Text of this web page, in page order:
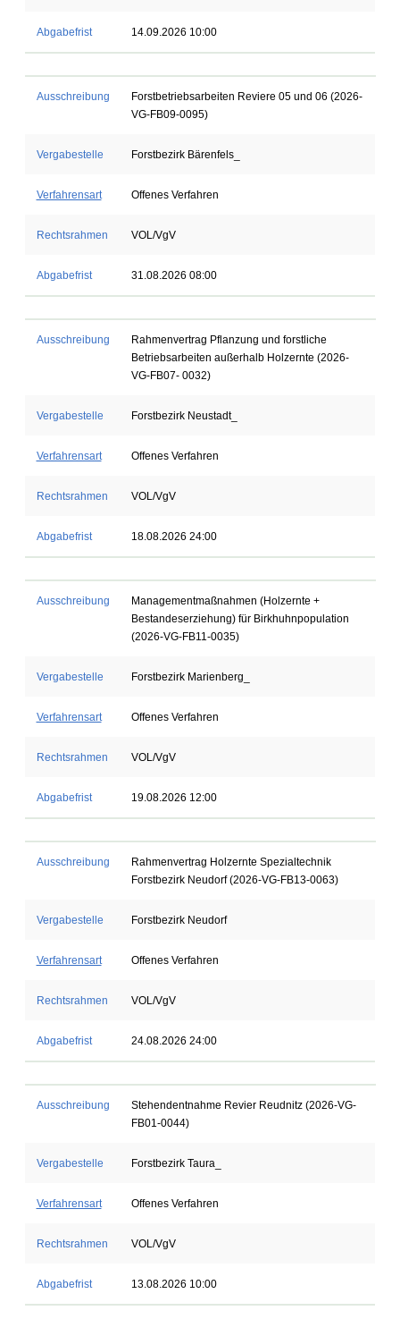
Abgabefrist 14.09.2026 10:00
Ausschreibung
Forstbetriebsarbeiten Reviere 05 und 06 (2026-
VG-FB09-0095)
Vergabestelle Forstbezirk Bärenfels_
Verfahrensart Offenes Verfahren
Rechtsrahmen VOL/VgV
Abgabefrist 31.08.2026 08:00
Ausschreibung
Rahmenvertrag Pflanzung und forstliche
Betriebsarbeiten außerhalb Holzernte (2026-
VG-FB07- 0032)
Vergabestelle Forstbezirk Neustadt_
Verfahrensart Offenes Verfahren
Rechtsrahmen VOL/VgV
Abgabefrist 18.08.2026 24:00
Ausschreibung
Managementmaßnahmen (Holzernte +
Bestandeserziehung) für Birkhuhnpopulation
(2026-VG-FB11-0035)
Vergabestelle Forstbezirk Marienberg_
Verfahrensart Offenes Verfahren
Rechtsrahmen VOL/VgV
Abgabefrist 19.08.2026 12:00
Ausschreibung
Rahmenvertrag Holzernte Spezialtechnik
Forstbezirk Neudorf (2026-VG-FB13-0063)
Vergabestelle Forstbezirk Neudorf
Verfahrensart Offenes Verfahren
Rechtsrahmen VOL/VgV
Abgabefrist 24.08.2026 24:00
Ausschreibung
Stehendentnahme Revier Reudnitz (2026-VG-
FB01-0044)
Vergabestelle Forstbezirk Taura_
Verfahrensart Offenes Verfahren
Rechtsrahmen VOL/VgV
Abgabefrist 13.08.2026 10:00